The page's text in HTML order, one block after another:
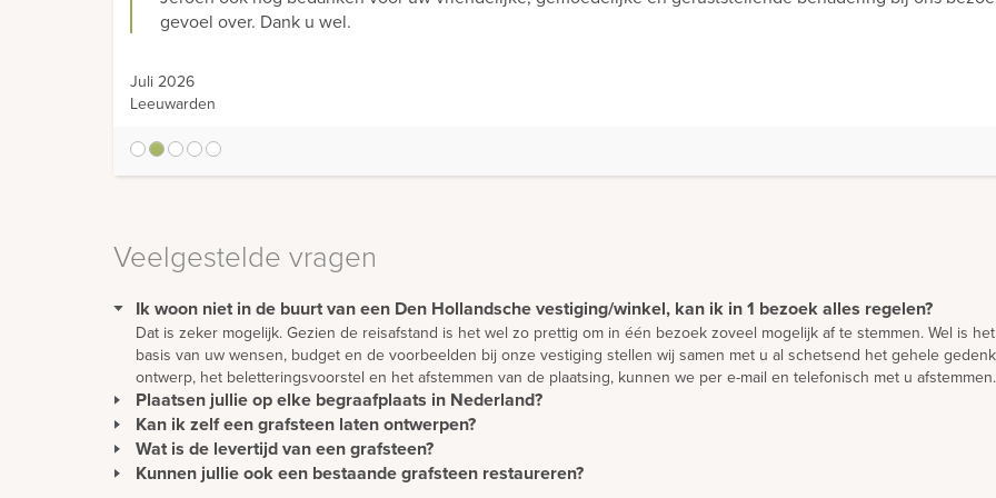
gevoel over. Dank u wel.
Juli 2026
Leeuwarden
Veelgestelde vragen
Ik woon niet in de buurt van een Den Hollandsche vestiging/winkel, kan ik in 1 bezoek alles regelen?
Dat is zeker mogelijk. Gezien de reisafstand is het wel zo prettig om in één bezoek zoveel mogelijk af te stemmen. Wel is
basis van uw wensen, budget en de voorbeelden bij onze vestiging stellen wij samen met u al schetsend het gehele
ontwerp, het beletteringsvoorstel en het afstemmen van de plaatsing, kunnen we per e-mail en telefonisch met u afstemmen.
Plaatsen jullie op elke begraafplaats in Nederland?
Wij plaatsen monumenten zonder extra kosten in heel Nederland. Daarnaast plaatsen we monumenten in overleg ook in
Ons team van vakmensen plaatst alle soorten monumenten volgens hoge kwaliteitseisen. Zij brengen vrijwel iedere week
in buurt.
Kan ik zelf een grafsteen laten ontwerpen?
Een mooie en persoonlijke grafsteen moet natuurlijk eerst ontworpen worden. We bieden u de mogelijkheid om vanuit uw
kunt er natuurlijk ook voor kiezen om het ontwerp geheel vrijblijvend en gratis door onze adviseurs te laten maken. We
Wat is de levertijd van een grafsteen?
De levertijd van een gedenkteken wordt met name bepaald door de mate waarin het materiaal beschikbaar is. Omdat wij
Kunnen jullie ook een bestaande grafsteen restaureren?